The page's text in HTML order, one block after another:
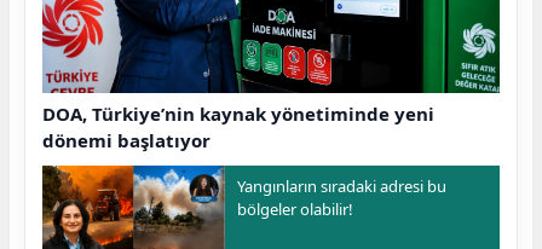
DOA, Türkiye’nin kaynak yönetiminde yeni
dönemi başlatıyor
Yangınların sıradaki adresi bu
bölgeler olabilir!